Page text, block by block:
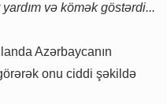
yardım və kömək göstərdi...
Azərbaycanın
onu ciddi şəkildə